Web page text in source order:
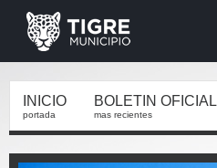
INICIO
portada
BOLETIN OFICIAL
mas recientes